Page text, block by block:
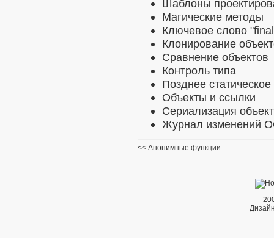
Шаблоны
Магические методы
Ключевое слово
Клонирование
Сравнение объектов
Контроль типа
Позднее
Объекты и ссылки
Сериализация
Журнал изменений
Анонимные функции